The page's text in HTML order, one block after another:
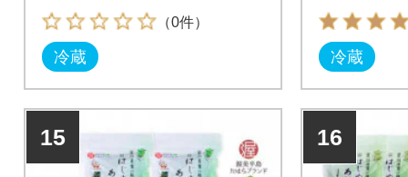
グンで美味い。
（0件）
冷蔵
をお楽しみ
冷蔵
15 16